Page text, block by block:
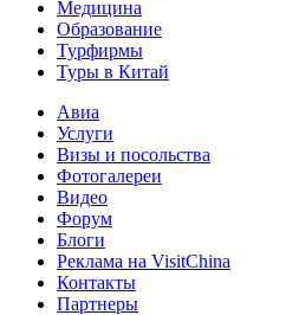
Медицина
Образование
Турфирмы
Туры в Китай
Авиа
Услуги
Визы и посольства
Фотогалереи
Видео
Форум
Блоги
Реклама на VisitChina
Контакты
Партнеры